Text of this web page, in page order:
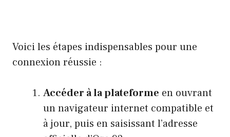
Voici les étapes indispensables pour une
connexion réussie :
Accéder à la plateforme en ouvrant
un navigateur internet compatible et
à jour, puis en saisissant l’adresse